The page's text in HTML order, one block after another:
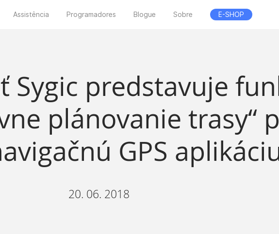
Assistência Programadores Blogue Sobre E-SHOP
Sygic predstavuje
plánovanie trasy“
GPS
20. 06. 2018